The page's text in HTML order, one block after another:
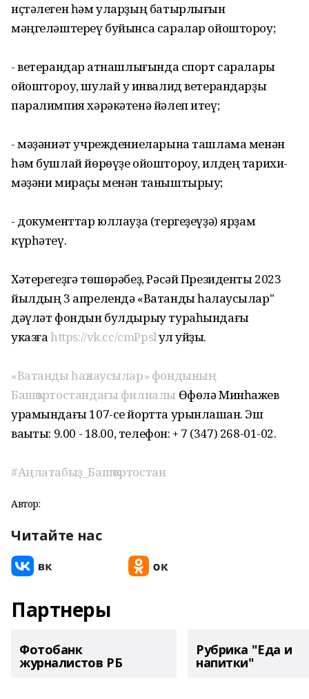
иҫтәлеген һәм уларҙың батырлығын
мәңгеләштереү буйынса саралар ойоштороу;
- ветерандар ҡатнашлығында спорт саралары
ойоштороу, шулай уҡ инвалид ветерандарҙы
паралимпия хәрәкәтенә йәлеп итеү;
- мәҙәниәт учреждениеларына ташлама менән
һәм бушлай йөрөүҙе ойоштороу, илдең тарихи-
мәҙәни мираҫы менән таныштырыу;
- документтар юллауҙа (тергеҙеүҙә) ярҙам
күрһәтеү.
Хәтерегеҙгә төшөрәбеҙ, Рәсәй Президенты 2023
йылдың 3 апрелендә «Ватанды һаҡлаусылар"
дәүләт фондын булдырыу тураһындағы
указғаhttps://vk.cc/cmPpslҡул ҡуйҙы.
«Ватанды һаҡлаусылар» фондының
Башҡортостандағы филиалы Өфөлә Минһажев
урамындағы 107-се йортта урынлашҡан. Эш
ваҡыты: 9.00 - 18.00, телефон: + 7 (347) 268-01-02.
#Аңлатабыҙ_Башҡортостан
Автор:
Читайте нас
Партнеры
Фотобанк
журналистов РБ
Рубрика "Еда и
напитки"